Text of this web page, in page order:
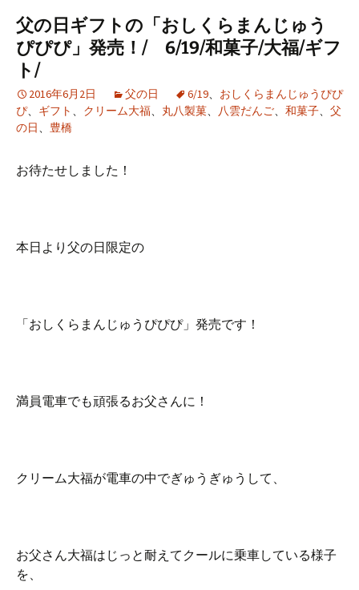
父の日ギフトの「おしくらまんじゅう
ぴぴぴ」発売！/ 6/19/和菓子/大福/ギフ
ト/
2016年6月2日 父の日 6/19、 おしくらまんじゅうぴぴ
ぴ、 ギフト 、 クリーム大福、 丸八製菓、 八雲だんご、 和菓子、 父
の日、 豊橋
お待たせしました！
本日より父の日限定の
「おしくらまんじゅうぴぴぴ」発売です！
満員電車でも頑張るお父さんに！
クリーム大福が電車の中でぎゅうぎゅうして、
お父さん大福はじっと耐えてクールに乗車している様子
を、